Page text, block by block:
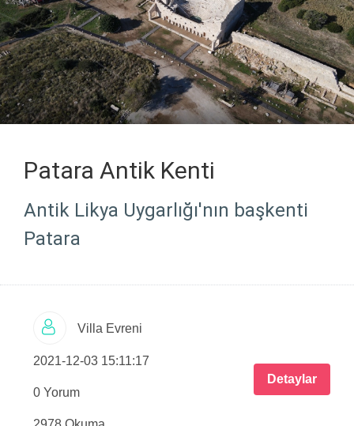
Patara Antik Kenti
Antik Likya Uygarlığı'nın başkenti
Patara
Villa Evreni
2021-12-03 15:11:17
0 Yorum
Detaylar